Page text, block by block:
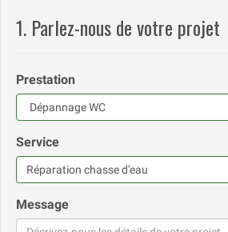
1. Parlez-nous de votre projet
Prestation
Service
Message